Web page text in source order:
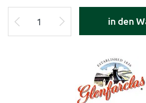
in den